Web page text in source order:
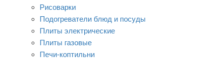
Рисоварки
Подогреватели блюд и посуды
Плиты электрические
Плиты газовые
Печи-коптильни